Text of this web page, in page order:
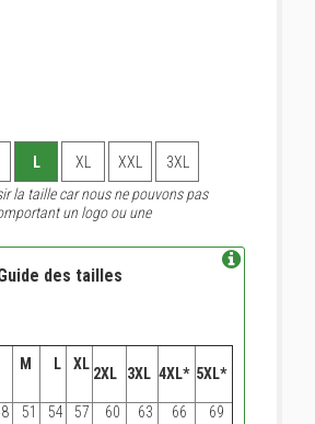
L XL XXL
3XL
la taille car nous ne pouvons pas
un logo ou une
des tailles
M L XL
2XL 3XL 4XL* 5XL*
51 54 57 60 63 66 69